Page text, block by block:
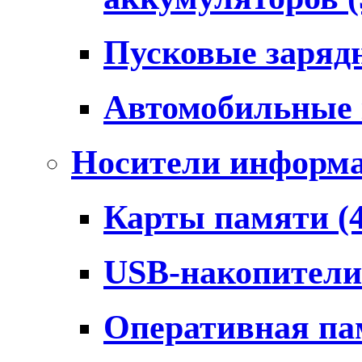
Пусковые
Носители
Карты памяти
USB-
Оперативная